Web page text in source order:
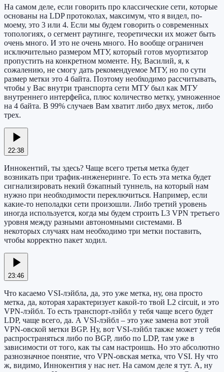
На самом деле, если говорить про классические сети, которые
основаны на LDP протоколах, максимум, что я видел, по-
моему, это 3 или 4. Если мы будем говорить о современных
топологиях, о сегмент раутинге, теоретически их может быть
очень много. И это не очень много. Но вообще ограничен
исключительно размером МТУ, который готов муортизатор
пропустить на конкретном моменте. Ну, Василий, я, к
сожалению, не смогу дать рекомендуемое МТУ, но по сути
размер метки это 4 байта. Поэтому необходимо рассчитывать,
чтобы у Вас внутри транспорта сети МТУ был как МТУ
внутреннего интерфейса, плюс количество метку, умноженное
на 4 байта. В 99% случаев Вам хватит либо двух меток, либо
трех.
22:38
Иннокентий, ты здесь? Чаще всего третья метка будет
возникать при трафик-инженеринге. То есть эта метка будет
сигнализировать некий бэкапный туннель, на который нам
нужно при необходимости переключиться. Например, если
какие-то неполадки сети произошли. Либо третий уровень
иногда используется, когда мы будем строить L3 VPN третьего
уровня между разными автономными системами. В
некоторых случаях нам необходимо три метки поставить,
чтобы корректно пакет ходил.
23:46
Что касаемо VSI-лэйбла, да, это уже метка, ну, она просто
метка, да, которая характеризует какой-то твой L2 circuit, и это
VPN-лэйбл. То есть транспорт-лэйбл у тебя чаще всего будет
LDP, чаще всего, да. А VSI-лэйбл – это уже замена вот этой
VPN-овской метки BGP. Ну, вот VSI-лэйбл также может у тебя
распространяться либо по BGP, либо по LDP, там уже в
зависимости от того, как ты сам настроишь. Но это абсолютно
разнозначное понятие, что VPN-овская метка, что VSI. Ну что
ж, видимо, Иннокентия у нас нет. На самом деле я тут. А, ну